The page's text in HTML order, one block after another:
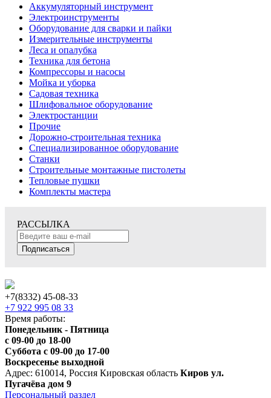
Аккумуляторный инструмент
Электроинструменты
Оборудование для сварки и пайки
Измерительные инструменты
Леса и опалубка
Техника для бетона
Компрессоры и насосы
Мойка и уборка
Садовая техника
Шлифовальное оборудование
Электростанции
Прочие
Дорожно-строительная техника
Специализированное оборудование
Станки
Строительные монтажные пистолеты
Тепловые пушки
Комплекты мастера
РАССЫЛКА
Подписаться
+7(8332) 45-08-33
+7 922 995 08 33
Время работы:
Понедельник - Пятница
с 09-00 до 18-00
Суббота с 09-00 до 17-00
Воскресенье выходной
Адрес: 610014, Россия Кировская область Киров ул.
Пугачёва дом 9
Персональный раздел